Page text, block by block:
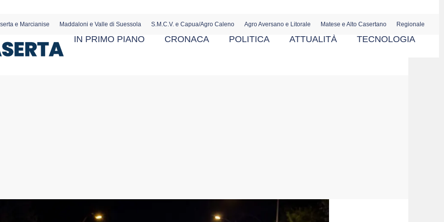
e Marcianise Maddaloni e Valle di Suessola S.M.C.V. e Capua/Agro Caleno Agro Aversano e Litorale Matese e Alto Casertano Regionale
IN PRIMO PIANO CRONACA POLITICA ATTUALITÀ TECNOLOGIA